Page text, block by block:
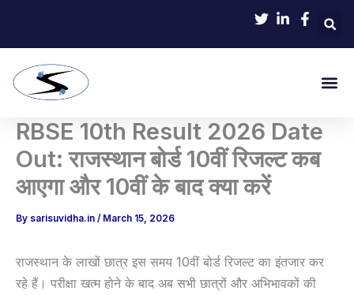
content
RBSE 10th Result 2026 Date
Out: राजस्थान बोर्ड 10वीं रिजल्ट कब
आएगा और 10वीं के बाद क्या करें
By sarisuvidha.in / March 15, 2026
राजस्थान के लाखों छात्र इस समय 10वीं बोर्ड रिजल्ट का इंतजार कर
रहे हैं। परीक्षा खत्म होने के बाद अब सभी छात्रों और अभिभावकों की